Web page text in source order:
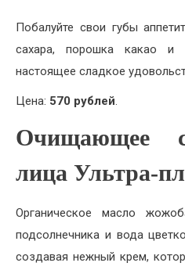
Побалуйте свои губы
сахара, порошка какао
настоящее сладкое
Цена: 570 рублей.
Очищающее
лица Ультра-
Органическое масло
подсолнечника и вода
создавая нежный крем,